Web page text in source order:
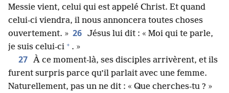
Messie vient, celui qui est appelé Christ. Et quand
celui-ci viendra, il nous annoncera toutes choses
ouvertement. » 26 Jésus lui dit : « Moi qui te parle,
je suis celui-ci + . »
27 À ce moment-​là, ses disciples arrivèrent, et ils
furent surpris parce qu’il parlait avec une femme.
Naturellement, pas un ne dit : « Que cherches-​tu ? »